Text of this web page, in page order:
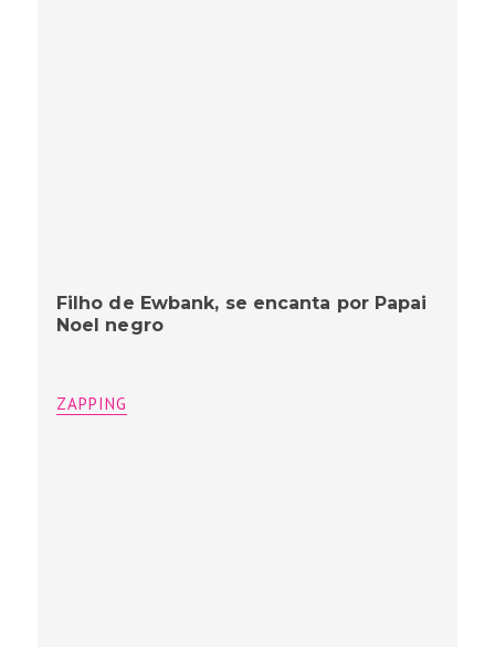
Filho de Ewbank, se encanta por Papai
Noel negro
ZAPPING